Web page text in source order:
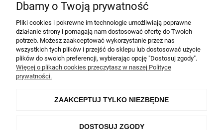
WYŚLIJ
Dbamy o Twoją prywatność
Pliki cookies i pokrewne im technologie umożliwiają poprawne
działanie strony i pomagają nam dostosować ofertę do Twoich
potrzeb. Możesz zaakceptować wykorzystanie przez nas
wszystkich tych plików i przejść do sklepu lub dostosować użycie
plików do swoich preferencji, wybierając opcję "Dostosuj zgody".
Więcej o plikach cookies przeczytasz w naszej Polityce
prywatności.
ZAAKCEPTUJ TYLKO NIEZBĘDNE
DOSTOSUJ ZGODY